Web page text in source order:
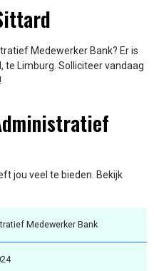
Medewerker Bank? Er is
te Limburg. Solliciteer vandaag
jou veel te bieden. Bekijk
Medewerker Bank